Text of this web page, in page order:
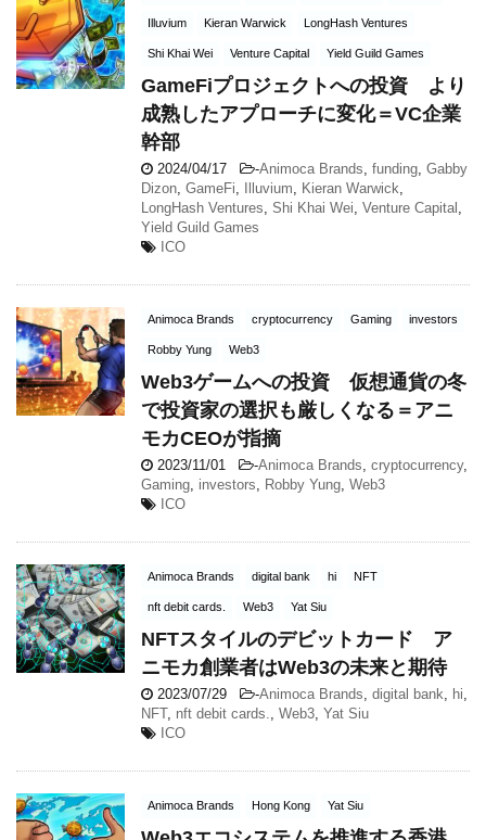
Illuvium Kieran Warwick LongHash Ventures
Shi Khai Wei Venture Capital Yield Guild Games
GameFiプロジェクトへの投資 より
成熟したアプローチに変化＝VC企業
幹部
2024/04/17 -Animoca Brands funding Gabby
Dizon GameFi Illuvium Kieran Warwick
LongHash Ventures Shi Khai Wei Venture Capital
Yield Guild Games
ICO
Animoca Brands cryptocurrency Gaming investors
Robby Yung Web3
Web3ゲームへの投資 仮想通貨の冬
で投資家の選択も厳しくなる＝アニ
モカCEOが指摘
2023/11/01 -Animoca Brands cryptocurrency,
Gaming investors Robby Yung Web3
ICO
Animoca Brands digital bank hi NFT
nft debit cards. Web3 Yat Siu
NFTスタイルのデビットカード ア
ニモカ創業者はWeb3の未来と期待
2023/07/29 -Animoca Brands digital bank hi
NFT, nft debit cards. Web3 Yat Siu
ICO
Animoca Brands Hong Kong Yat Siu